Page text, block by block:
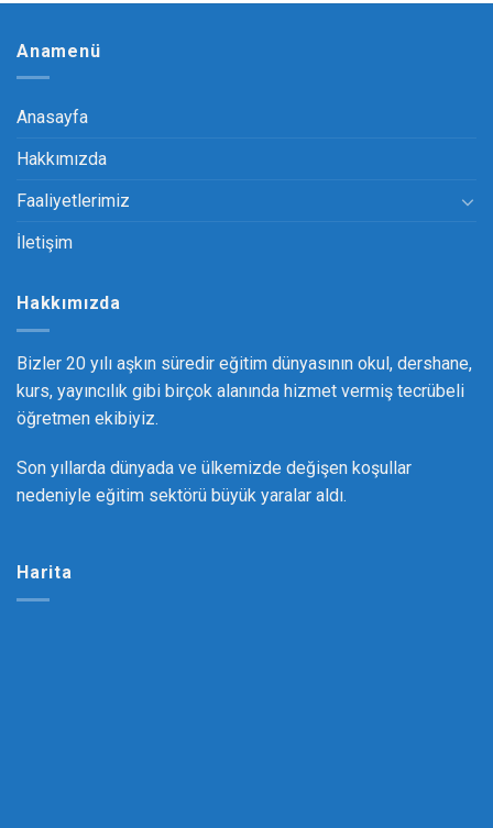
Anamenü
Anasayfa
Hakkımızda
Faaliyetlerimiz
İletişim
Hakkımızda
Bizler 20 yılı aşkın süredir eğitim dünyasının okul, dershane,
kurs, yayıncılık gibi birçok alanında hizmet vermiş tecrübeli
öğretmen ekibiyiz.
Son yıllarda dünyada ve ülkemizde değişen koşullar
nedeniyle eğitim sektörü büyük yaralar aldı.
Harita